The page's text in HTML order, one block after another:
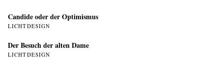
Candide oder der Optimismus
LICHTDESIGN
Der Besuch der alten Dame
LICHTDESIGN